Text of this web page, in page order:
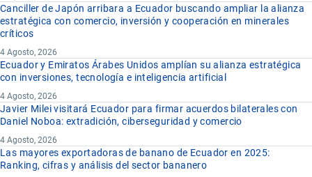
Canciller de Japón arribara a Ecuador buscando ampliar la alianza
estratégica con comercio, inversión y cooperación en minerales
críticos
4 Agosto, 2026
Ecuador y Emiratos Árabes Unidos amplían su alianza estratégica
con inversiones, tecnología e inteligencia artificial
4 Agosto, 2026
Javier Milei visitará Ecuador para firmar acuerdos bilaterales con
Daniel Noboa: extradición, ciberseguridad y comercio
4 Agosto, 2026
Las mayores exportadoras de banano de Ecuador en 2025:
Ranking, cifras y análisis del sector bananero